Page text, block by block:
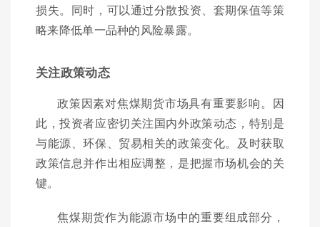
损失。同时，可以通过分散投资、套期保值等策
略来降低单一品种的风险暴露。
关注政策动态
政策因素对焦煤期货市场具有重要影响。因
此，投资者应密切关注国内外政策动态，特别是
与能源、环保、贸易相关的政策变化。及时获取
政策信息并作出相应调整，是把握市场机会的关
键。
焦煤期货作为能源市场中的重要组成部分，